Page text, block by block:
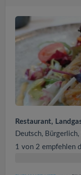
Restaurant,
Deutsch,
1 von 2 empfehlen